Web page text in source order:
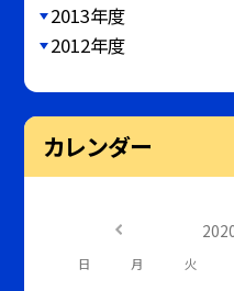
2013年度
2012年度
カレンダー
日 月 火